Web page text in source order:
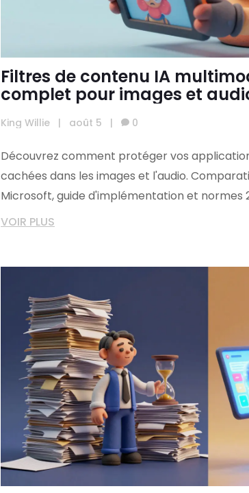
Filtres de contenu IA
complet pour images et
King Willie | août 5 | 0
Découvrez comment protéger vos
cachées dans les images et l'audio.
Microsoft, guide d'implémentation et normes
VOIR PLUS